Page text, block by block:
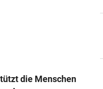
die Menschen